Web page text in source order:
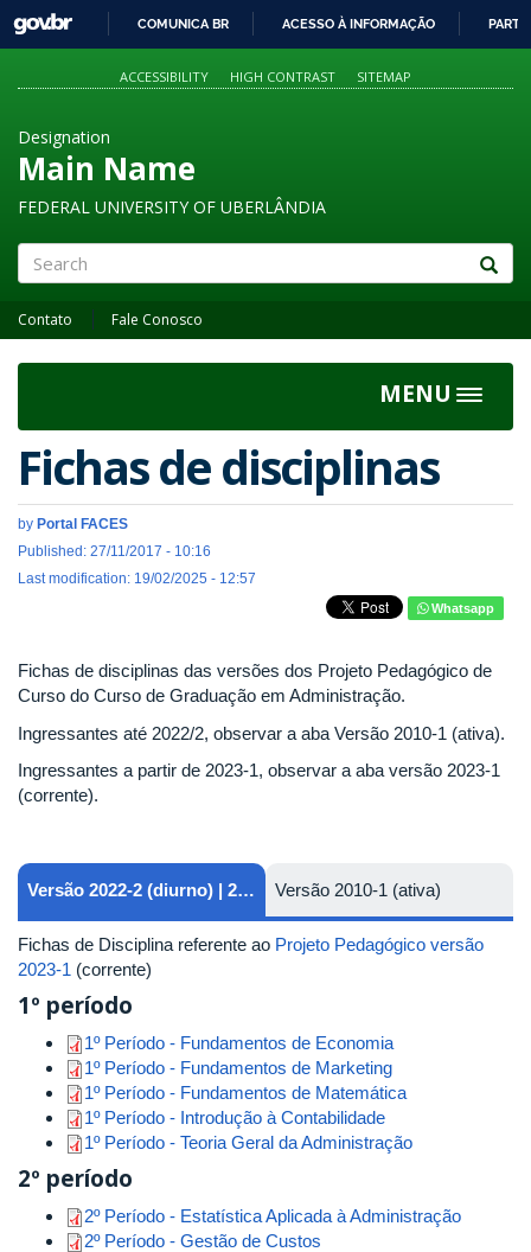
PARA
O
GOVBR
COMUNICA BR ACESSO À INFORMAÇÃO
ACCESSIBILITY HIGH CONTRAST SITEMAP
Designation
Main Name
FEDERAL UNIVERSITY OF UBERLÂNDIA
Contato Fale Conosco
MENU
Toggle
Fichas de disciplinas
by Portal FACES
Published: 27/11/2017 - 10:16
Last modification: 19/02/2025 - 12:57
Whatsapp
Fichas de disciplinas das versões dos Projeto Pedagógico de
Curso do Curso de Graduação em Administração.
Ingressantes até 2022/2, observar a aba Versão 2010-1 (ativa).
Ingressantes a partir de 2023-1, observar a aba versão 2023-1
(corrente).
Versão 2022-2 (diurno) | 2024-1 (noturno/corrente)
Fichas de Disciplina referente ao Projeto Pedagógico versão
2023-1 (corrente)
1º período
1º Período - Fundamentos de Economia
1º Período - Fundamentos de Marketing
1º Período - Fundamentos de Matemática
1º Período - Introdução à Contabilidade
1º Período - Teoria Geral da Administração
2º período
2º Período - Estatística Aplicada à Administração
2º Período - Gestão de Custos
Versão 2010-1 (ativa)